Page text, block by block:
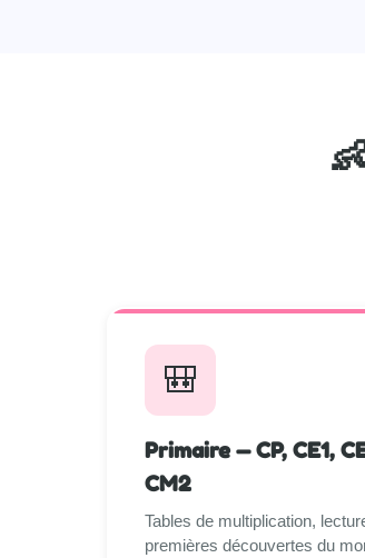
🎒
Primaire — CP, CE1,
CM2
Tables de multiplication,
premières découvertes du